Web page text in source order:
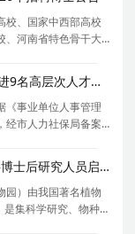
校、国家中西部高校
、河南省特色骨干大
士学位授权点、1个
重庆市长寿区事业单位2026年“绿色通道”引进9名高层次人才公告
《事业单位人事管理
经市人力社保局备案
聘事业单位工作人
、
中国科学院西双版纳热带植物园2026年招聘博士后研究人员启事
园）由我国著名植物
集科学研究、物种保
昆明市设有分部。